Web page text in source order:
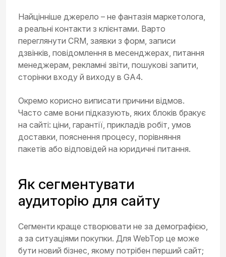
Найцінніше джерело – не фантазія маркетолога,
а реальні контакти з клієнтами. Варто
переглянути CRM, заявки з форм, записи
дзвінків, повідомлення в месенджерах, питання
менеджерам, рекламні звіти, пошукові запити,
сторінки входу й виходу в GA4.
Окремо корисно виписати причини відмов.
Часто саме вони підказують, яких блоків бракує
на сайті: ціни, гарантії, прикладів робіт, умов
доставки, пояснення процесу, порівняння
пакетів або відповідей на юридичні питання.
Як сегментувати
аудиторію для сайту
Сегменти краще створювати не за демографією,
а за ситуаціями покупки. Для WebTop це може
бути новий бізнес, якому потрібен перший сайт;